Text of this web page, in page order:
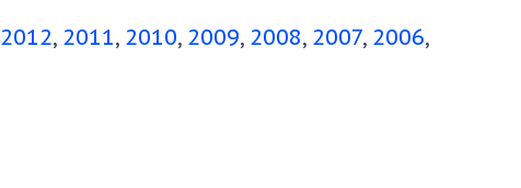
2012 2011 2010 2009 2008 2007 2006